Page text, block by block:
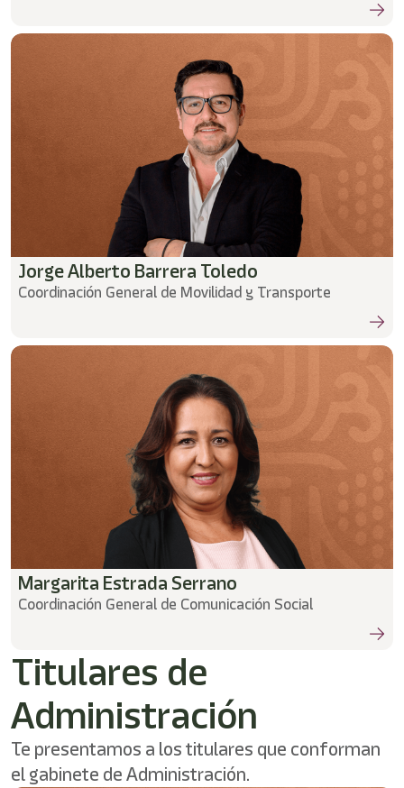
Jorge Alberto Barrera Toledo
Coordinación General de Movilidad y Transporte
Margarita Estrada Serrano
Coordinación General de Comunicación Social
Titulares de
Administración
Te presentamos a los titulares que conforman
el gabinete de Administración.